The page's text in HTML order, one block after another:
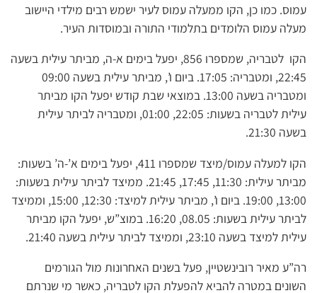
עמוס. כמו כן, הקו ממעלה עמוס לעיר ישמש רבים מילדי היישוב
מעלה עמוס הלומדים בתלמודי התורה ובמוסדות העיר.
הקו לטבריה, שמספרו 856, יפעל בימים א-ה, מביתר עילית בשעה
22:45, ומטבריה: 17:05. ביום ו’, מביתר עילית בשעה 09:00
ומטבריה בשעה 13:00. במוצאי שבת קודש יפעל הקו מביתר
עילית לטבריה בשעות: 22:05, 01:00, ומטבריה לביתר עילית
בשעה 21:30.
הקו למעלה עמוס/מיצד שמספרו 411, יפעל בימים א’-ה’ בשעות:
מביתר עילית: 11:30, 17:45, 21:45. ממיצד לביתר עילית בשעות:
13:00, 19:00. ביום ו’, מביתר עילית למיצד: 12:30, 15:00, וממיצד
לביתר עילית בשעות: 08.05, 16:20. במוצ”ש, יפעל הקו מביתר
עילית למיצד בשעה 23:10, וממיצד לביתר עילית בשעה 21:40.
רה”ע מאיר רובינשטיין, פעל בשנים האחרונות מול הגורמים
השונים במטרה להביא להפעלת הקו לטבריה, כאשר מי שנרתם